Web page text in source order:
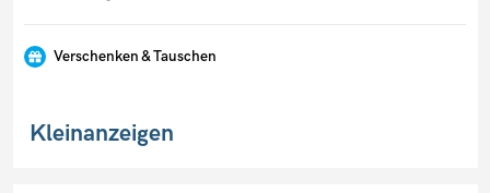
Verschenken & Tauschen
Kleinanzeigen